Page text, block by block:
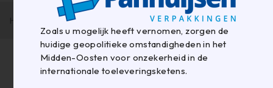
Label:Machines
Gelabeld"Machines"
Zoals u mogelijk heeft vernomen, zorgen de
huidige geopolitieke omstandigheden in het
Midden-Oosten voor onzekerheid in de
internationale toeleveringsketens.